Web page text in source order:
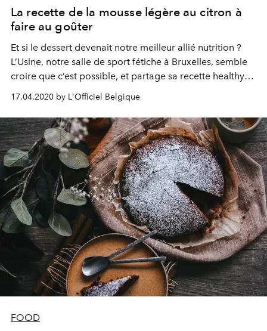
La recette de la mousse légère au citron à
faire au goûter
Et si le dessert devenait notre meilleur allié nutrition ?
L’Usine, notre salle de sport fétiche à Bruxelles, semble
croire que c’est possible, et partage sa recette healthy
de la mousse au citron. Pour se faire plaisir, sans
culpabiliser.
17.04.2020 by L'Officiel Belgique
FOOD